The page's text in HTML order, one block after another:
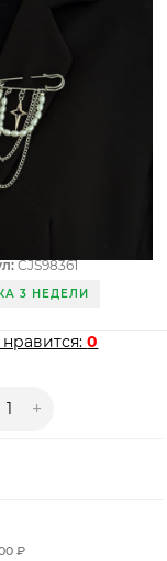
CJS98361
3 НЕДЕЛИ
0
+
₽